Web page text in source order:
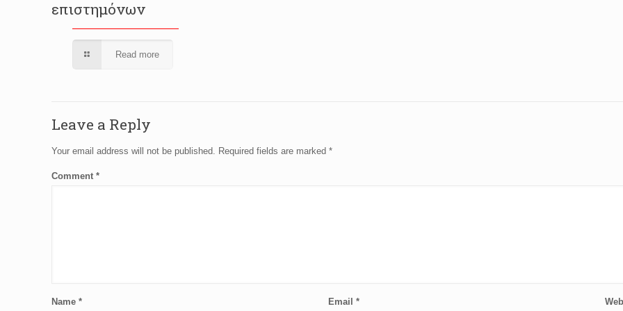
επιστημόνων
Read more
Leave a Reply
Your email address will not be published. Required fields are marked*
Comment*
Name* Email*